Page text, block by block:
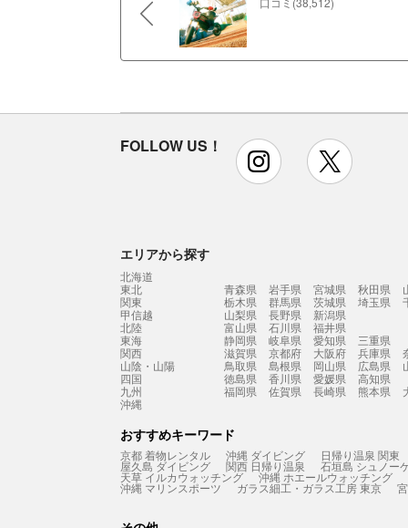
FOLLOW US！ instagram
エリアから探す
北海道
東北
青森県 岩手県 宮城県 秋田県
関東
栃木県 群馬県 茨城県 埼玉県
甲信越
山梨県 長野県
新潟県
北陸
富山県 石川県
福井県
東海
静岡県 岐阜県 愛知県
三重県
関西
滋賀県 京都府 大阪府 兵庫県
山陰・山陽
鳥取県 島根県 岡山県 広島県
四国
徳島県 香川県 愛媛県
高知県
九州
福岡県 佐賀県 長崎県 熊本県
沖縄
おすすめキーワード
京都 着物レンタル 沖縄 ダイビング 日帰り温泉 関東
屋久島 ダイビング 関西 日帰り温泉 石垣島 シュノー
天草 イルカウォッチング 沖縄 ホエールウォッチング
沖縄 マリンスポーツ ガラス細工・ガラス工房 東京